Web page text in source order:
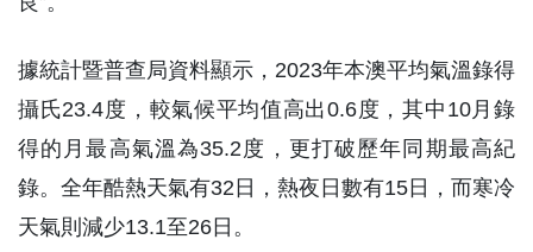
據統計暨普查局資料顯示，2023年本澳平均氣溫錄得
攝氏23.4度，較氣候平均值高出0.6度，其中10月錄
得的月最高氣溫為35.2度，更打破歷年同期最高紀
錄。全年酷熱天氣有32日，熱夜日數有15日，而寒冷
天氣則減少13.1至26日。